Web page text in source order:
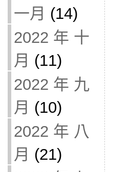
一月 (14)
2022 年 十
月 (11)
2022 年 九
月 (10)
2022 年 八
月 (21)